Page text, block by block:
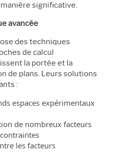
significative.
avancée
des techniques
de calcul
la portée et la
de plans. Leurs solutions
:
espaces expérimentaux
de nombreux facteurs
les facteurs